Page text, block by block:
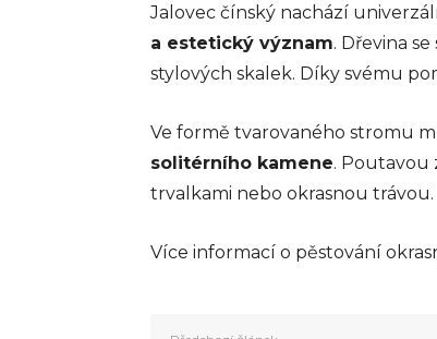
Jalovec čínský nachází
a estetický význam. Dřevina
stylových skalek. Díky svému
Ve formě tvarovaného stromu
solitérního kamene. Poutavou
trvalkami nebo okrasnou trávou.
Více informací o pěstování